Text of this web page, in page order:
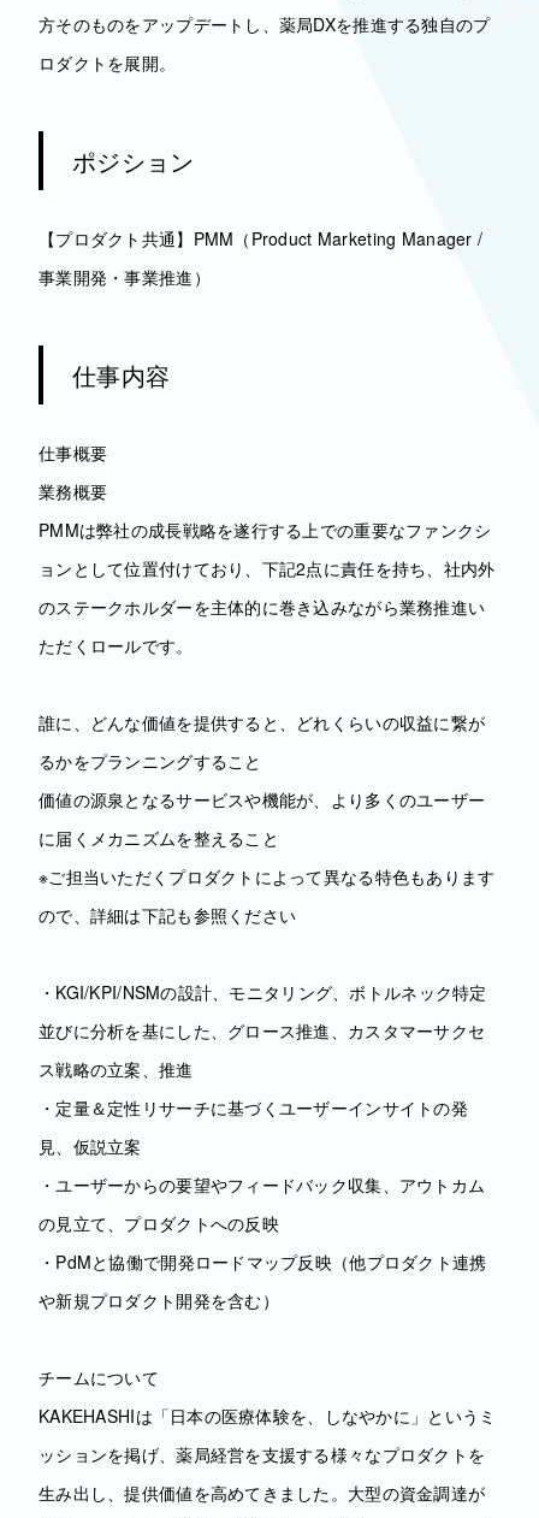
方そのものをアップデートし、薬局DXを推進する独自のプ
ロダクトを展開。
ポジション
【プロダクト共通】PMM（Product Marketing Manager /
事業開発・事業推進）
仕事内容
仕事概要
業務概要
PMMは弊社の成長戦略を遂行する上での重要なファンクシ
ョンとして位置付けており、下記2点に責任を持ち、社内外
のステークホルダーを主体的に巻き込みながら業務推進い
ただくロールです。
誰に、どんな価値を提供すると、どれくらいの収益に繋が
るかをプランニングすること
価値の源泉となるサービスや機能が、より多くのユーザー
に届くメカニズムを整えること
※ご担当いただくプロダクトによって異なる特色もあります
ので、詳細は下記も参照ください
・KGI/KPI/NSMの設計、モニタリング、ボトルネック特定
並びに分析を基にした、グロース推進、カスタマーサクセ
ス戦略の立案、推進
・定量＆定性リサーチに基づくユーザーインサイトの発
見、仮説立案
・ユーザーからの要望やフィードバック収集、アウトカム
の見立て、プロダクトへの反映
・PdMと協働で開発ロードマップ反映（他プロダクト連携
や新規プロダクト開発を含む）
チームについて
KAKEHASHIは「日本の医療体験を、しなやかに」というミ
ッションを掲げ、薬局経営を支援する様々なプロダクトを
生み出し、提供価値を高めてきました。大型の資金調達が